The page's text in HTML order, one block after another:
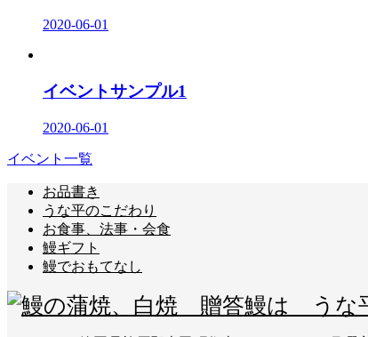
2020-06-01
イベントサンプル1
2020-06-01
イベント一覧
お品書き
うな平のこだわり
お食事、法事・会食
鰻ギフト
鰻でおもてなし